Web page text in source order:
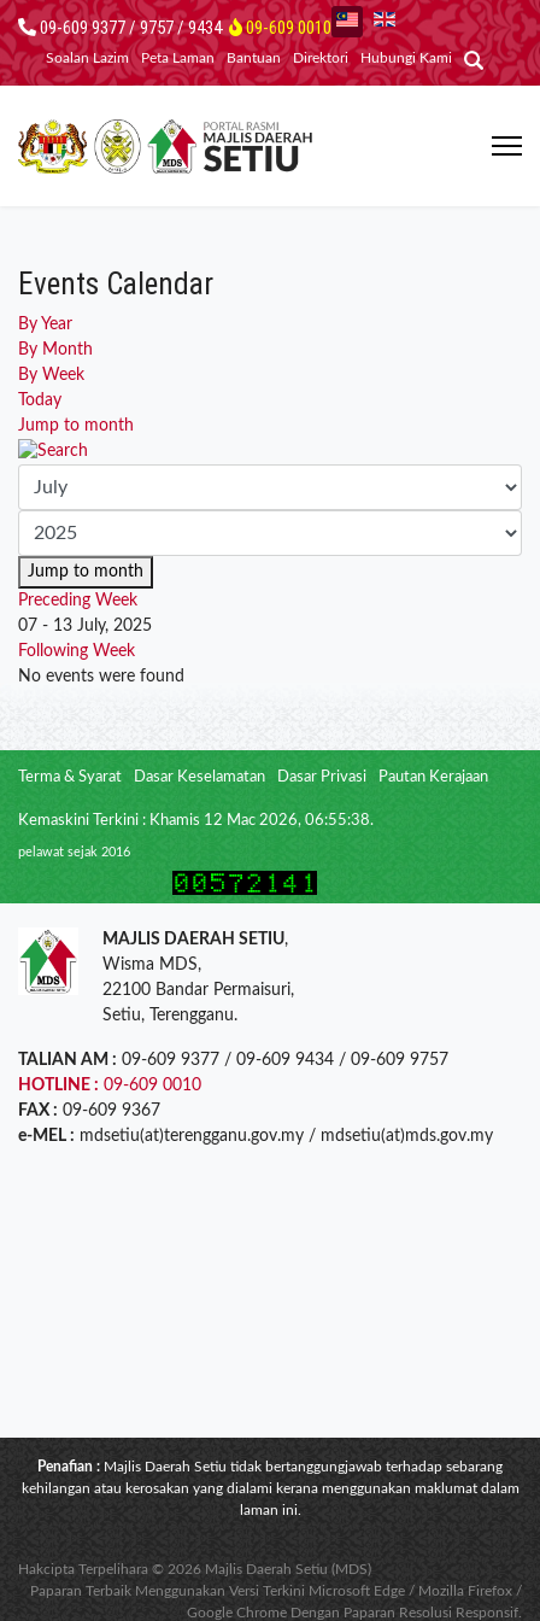
09-609 9377 / 9757 / 9434 09-609 0010
Soalan Lazim Peta Laman Bantuan Direktori Hubungi Kami
Events Calendar
By Year
By Month
By Week
Today
Jump to month
Jump to month
Preceding Week
07 - 13 July, 2025
Following Week
No events were found
Terma & Syarat Dasar Keselamatan Dasar Privasi Pautan Kerajaan
Kemaskini Terkini : Khamis 12 Mac 2026, 06:55:38.
pelawat sejak 2016
MAJLIS DAERAH SETIU,
Wisma MDS,
22100 Bandar Permaisuri,
Setiu, Terengganu.
TALIAN AM : 09-609 9377 / 09-609 9434 / 09-609 9757
HOTLINE : 09-609 0010
FAX : 09-609 9367
e-MEL : mdsetiu(at)terengganu.gov.my / mdsetiu(at)mds.gov.my
Penafian : Majlis Daerah Setiu tidak bertanggungjawab terhadap sebarang
kehilangan atau kerosakan yang dialami kerana menggunakan maklumat dalam
laman ini.
Hakcipta Terpelihara © 2026 Majlis Daerah Setiu (MDS)
Paparan Terbaik Menggunakan Versi Terkini Microsoft Edge / Mozilla Firefox /
Google Chrome Dengan Paparan Resolusi Responsif.